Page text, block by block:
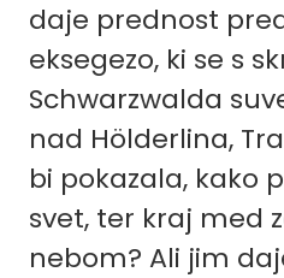
daje prednost
eksegezo, ki se s
Schwarzwalda
nad Hölderlina,
bi pokazala, kako
svet, ter kraj med
nebom? Ali jim